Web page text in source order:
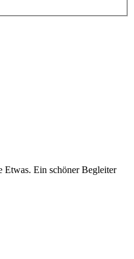
Etwas. Ein schöner Begleiter